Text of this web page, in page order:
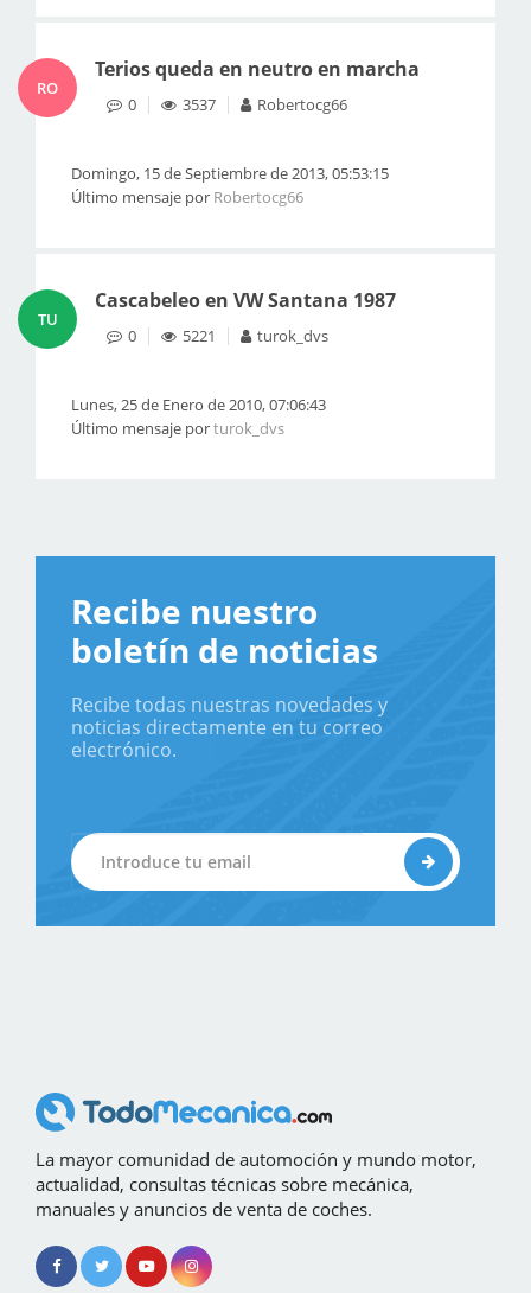
RO
Terios queda en neutro en marcha
0 3537 Robertocg66
Domingo, 15 de Septiembre de 2013, 05:53:15
Último mensaje por Robertocg66
TU
Cascabeleo en VW Santana 1987
0 5221 turok_dvs
Lunes, 25 de Enero de 2010, 07:06:43
Último mensaje porturok_dvs
Recibe nuestro
boletín de noticias
Recibe todas nuestras novedades y
noticias directamente en tu correo
electrónico.
La mayor comunidad de automoción y mundo motor,
actualidad, consultas técnicas sobre mecánica,
manuales y anuncios de venta de coches.